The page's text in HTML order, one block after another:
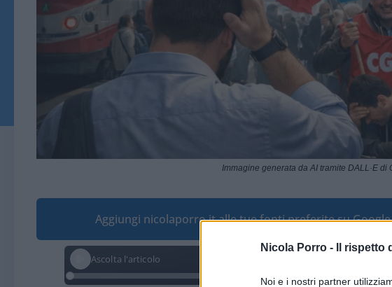
Nicola Porro - Il
Noi e i nostri partner
Immagine generata da AI tramite DALL·E di
Aggiungi nicolaporro.it alle tue fonti preferite su Google
Ascolta l'articolo